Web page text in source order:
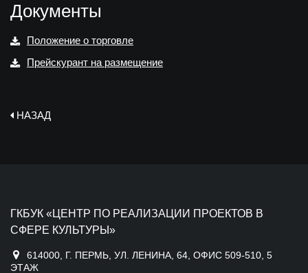
Документы
Положение о торговле
Прейскурант на размещение
НАЗАД
ГКБУК «ЦЕНТР ПО РЕАЛИЗАЦИИ ПРОЕКТОВ В
СФЕРЕ КУЛЬТУРЫ»
614000, Г. ПЕРМЬ, УЛ. ЛЕНИНА, 64, ОФИС 509-510, 5
ЭТАЖ